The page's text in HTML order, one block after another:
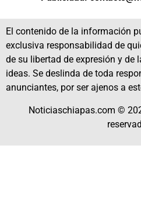
El contenido de la información
exclusiva responsabilidad de
de su libertad de expresión y de
ideas. Se deslinda de toda
anunciantes, por ser ajenos a
Noticiaschiapas.com ©